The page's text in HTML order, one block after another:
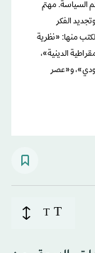
السياسة. مهتم
الفكر
منها: «نظرية
الدينية»،
و«عصر
T
T